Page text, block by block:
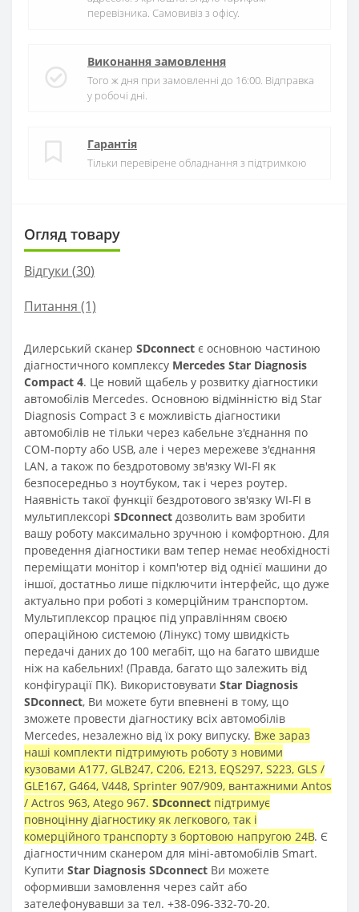
перевізника. Самовивіз з офісу.
Виконання замовлення
Того ж дня при замовленні до 16:00. Відправка
у робочі дні.
Гарантія
Тільки перевірене обладнання з підтримкою
Огляд товару
Відгуки (30)
Питання (1)
Дилерський сканер SDconnect є основною частиною
діагностичного комплексу Mercedes Star Diagnosis
Compact 4. Це новий щабель у розвитку діагностики
автомобілів Mercedes. Основною відмінністю від Star
Diagnosis Compact 3 є можливість діагностики
автомобілів не тільки через кабельне з'єднання по
COM-порту або USB, але і через мережеве з'єднання
LAN, а також по бездротовому зв'язку WI-FI як
безпосередньо з ноутбуком, так і через роутер.
Наявність такої функції бездротового зв'язку WI-FI в
мультиплексорі SDconnect дозволить вам зробити
вашу роботу максимально зручною і комфортною. Для
проведення діагностики вам тепер немає необхідності
переміщати монітор і комп'ютер від однієї машини до
іншої, достатньо лише підключити інтерфейс, що дуже
актуально при роботі з комерційним транспортом.
Мультиплексор працює під управлінням своєю
операційною системою (Лінукс) тому швидкість
передачі даних до 100 мегабіт, що на багато швидше
ніж на кабельних! (Правда, багато що залежить від
конфігурації ПК). Використовувати Star Diagnosis
SDconnect, Ви можете бути впевнені в тому, що
зможете провести діагностику всіх автомобілів
Mercedes, незалежно від їх року випуску. Вже зараз
наші комплекти підтримують роботу з новими
кузовами A177, GLB247, C206, E213, EQS297, S223, GLS /
GLE167, G464, V448, Sprinter 907/909, вантажними Antos
/ Actros 963, Atego 967. SDconnect підтримує
повноцінну діагностику як легкового, так і
комерційного транспорту з бортовою напругою 24В. Є
діагностичним сканером для міні-автомобілів Smart.
Купити Star Diagnosis SDconnect Ви можете
оформивши замовлення через сайт або
зателефонувавши за тел. +38-096-332-70-20.